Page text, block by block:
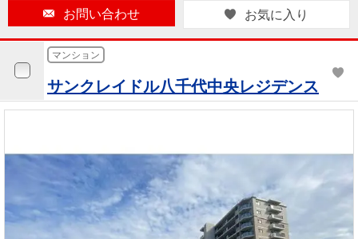
マン
ショ
ンを
探す
築・
中古
建て
を探
資
用
物
件
探す
料
査
定
却
相
取り
金額
試算
案内（首
都圏）
古屋）
案内（関
西）
つ
Way
経営ビジ
ョン
沿革
本社地
ニュース
会社案内
（電子ブ
ック版）
情報
法人のお客さま
提携企業にお勤めの方
閉じる
お問い合わせ お気に入り
マンション
サンクレイドル八千代中央レジデンス